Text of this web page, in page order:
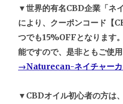
▼世界的有名CBD企業「ネ
により、クーポンコード【
つでも15%OFFとなります
能ですので、是非ともご使用
→Naturecan-ネイチャーカ
▼CBDオイル初心者の方は